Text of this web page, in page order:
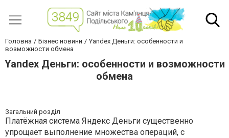
Головна Бізнес новини
Yandex Деньги: особенности и
возможности обмена
Yandex Деньги: особенности и возможности
обмена
Загальний розділ
Платёжная система Яндекс Деньги существенно
упрощает выполнение множества операций, с